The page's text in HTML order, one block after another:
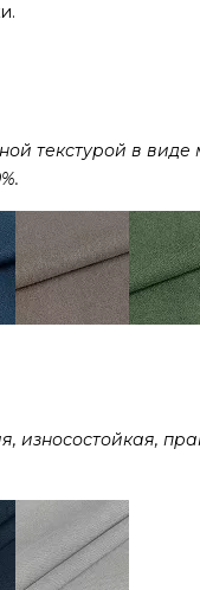
текстурой в виде